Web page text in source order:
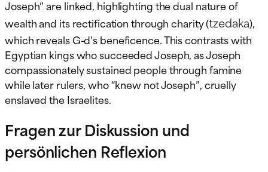
Joseph” are linked, highlighting the dual nature of
wealth and its rectification through charity (tzedaka),
which reveals G-d’s beneficence. This contrasts with
Egyptian kings who succeeded Joseph, as Joseph
compassionately sustained people through famine
while later rulers, who “knew not Joseph”, cruelly
enslaved the Israelites.
Fragen zur Diskussion und
persönlichen Reflexion